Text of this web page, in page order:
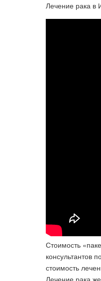
Лечение рака в
Стоимость
консультантов
стоимость
Лечение рака